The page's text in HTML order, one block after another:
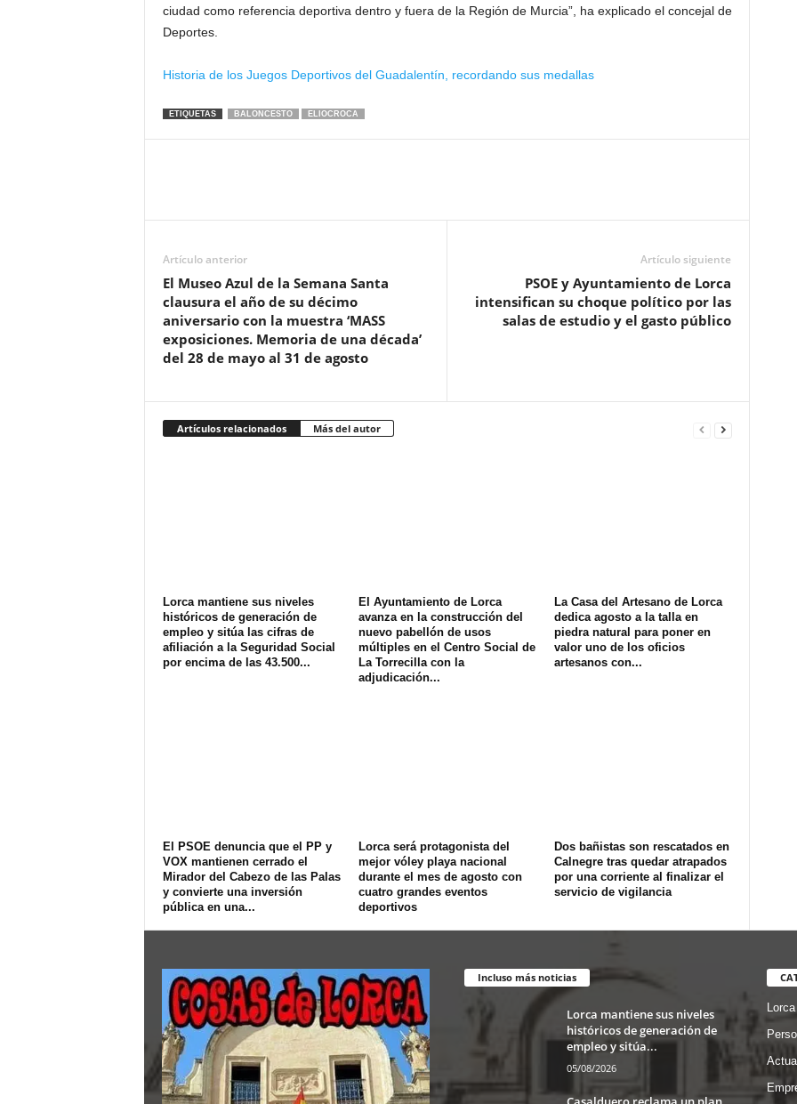
ciudad como referencia deportiva dentro y fuera de la Región de Murcia”, ha explicado el concejal de
Deportes.
Historia de los Juegos Deportivos del Guadalentín, recordando sus medallas
ETIQUETAS BALONCESTO ELIOCROCA
Artículo anterior
El Museo Azul de la Semana Santa
clausura el año de su décimo
aniversario con la muestra ‘MASS
exposiciones. Memoria de una década’
del 28 de mayo al 31 de agosto
Artículo siguiente
PSOE y Ayuntamiento de Lorca
intensifican su choque político por las
salas de estudio y el gasto público
Artículos relacionados Más del autor
Lorca mantiene sus niveles
históricos de generación de
empleo y sitúa las cifras de
afiliación a la Seguridad Social
por encima de las 43.500...
El Ayuntamiento de Lorca
avanza en la construcción del
nuevo pabellón de usos
múltiples en el Centro Social de
La Torrecilla con la
adjudicación...
La Casa del Artesano de Lorca
dedica agosto a la talla en
piedra natural para poner en
valor uno de los oficios
artesanos con...
El PSOE denuncia que el PP y
VOX mantienen cerrado el
Mirador del Cabezo de las Palas
y convierte una inversión
pública en una...
Lorca será protagonista del
mejor vóley playa nacional
durante el mes de agosto con
cuatro grandes eventos
deportivos
Dos bañistas son rescatados en
Calnegre tras quedar atrapados
por una corriente al finalizar el
servicio de vigilancia
Incluso más noticias
Lorca mantiene sus niveles
históricos de generación de
empleo y sitúa...
05/08/2026
Lorca